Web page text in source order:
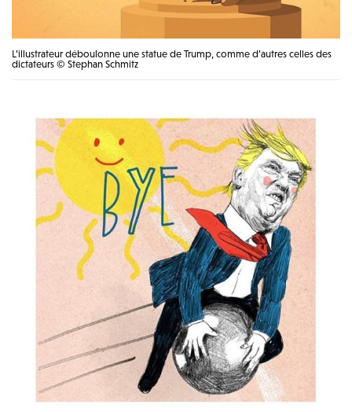
L’illustrateur déboulonne une statue de Trump, comme d’autres celles des
dictateurs © Stephan Schmitz